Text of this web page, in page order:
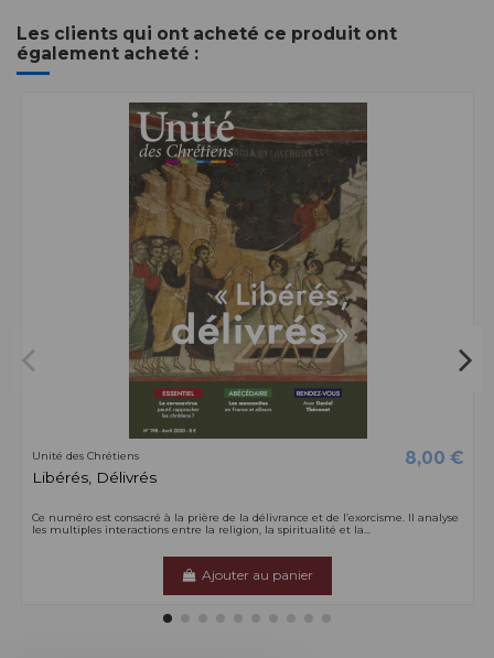
Les clients qui ont acheté ce produit ont
également acheté :
Unité des Chrétiens 8,00 €
Libérés, Délivrés
Ce numéro est consacré à la prière de la délivrance et de l’exorcisme. Il analyse
les multiples interactions entre la religion, la spiritualité et la...
Ajouter au panier